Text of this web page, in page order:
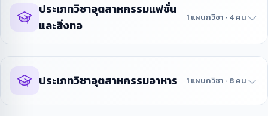
ประเภทวิชาอุตสาหกรรมแฟชั่น
และสิ่งทอ
1 แผนกวิชา · 4 คน
ประเภทวิชาอุตสาหกรรมอาหาร 1 แผนกวิชา · 8 คน